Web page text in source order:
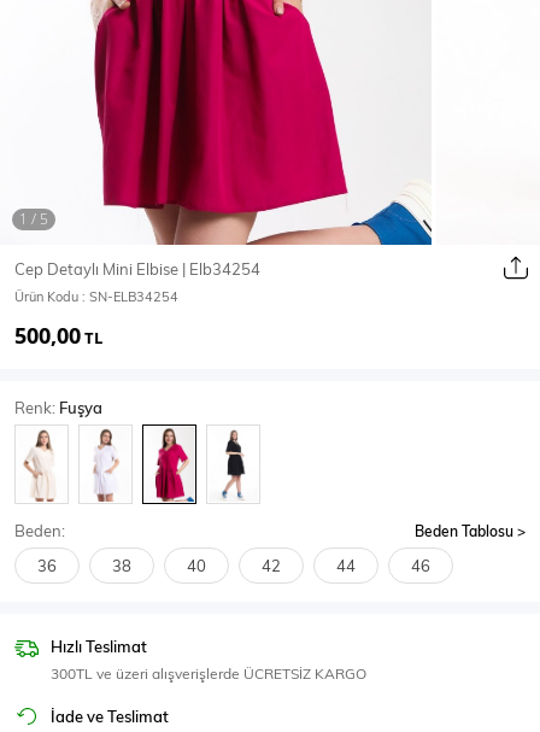
Ceket Mont & Kaban Yağmurluk
T-Shirt
Body Atlet
SPOR GİYİM
Eşofman Üstü
Cep Detaylı Mini Elbise | Elb34254
Ürün Kodu : SN-ELB34254
500,00TL
Renk: Fuşya
Beden: Beden Tablosu
36 38 40 42 44 46
Hızlı Teslimat
300TL ve üzeri alışverişlerde ÜCRETSİZ KARGO
İade ve Teslimat